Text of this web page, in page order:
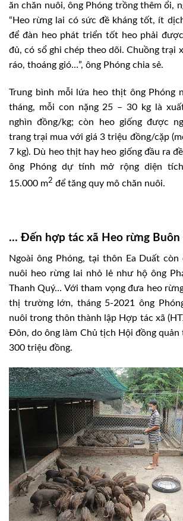
ăn chăn nuôi, ông Phóng trồng thêm ổi,
“Heo rừng lai có sức đề kháng tốt, ít
để đàn heo phát triển tốt heo phải
đủ, có sổ ghi chép theo dõi. Chuồng trại
ráo, thoáng gió…”, ông Phóng chia sẻ.
Trung bình mỗi lứa heo thịt ông Phóng
tháng, mỗi con nặng 25 – 30 kg là
nghìn đồng/kg; còn heo giống được
trang trại mua với giá 3 triệu đồng/cặp
7 kg). Dù heo thịt hay heo giống đầu ra
ông Phóng dự tính mở rộng diện
15.000 m2 để tăng quy mô chăn nuôi.
… Đến hợp tác xã Heo rừng
Ngoài ông Phóng, tại thôn Ea Duất còn
nuôi heo rừng lai nhỏ lẻ như hộ ông
Thanh Quý… Với tham vọng đưa heo
thị trường lớn, tháng 5-2021 ông
nuôi trong thôn thành lập Hợp tác xã
Đôn, do ông làm Chủ tịch Hội đồng
300 triệu đồng.